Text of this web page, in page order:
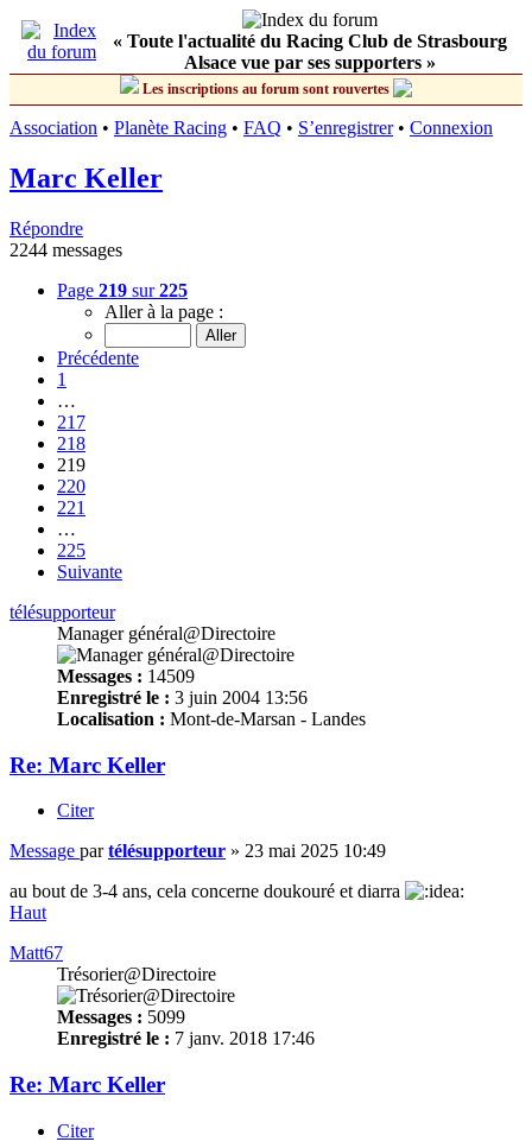
« Toute l'actualité du Racing Club de Strasbourg
Alsace vue par ses supporters »
Les inscriptions au forum sont rouvertes
Association • Planète Racing • FAQ • S’enregistrer• Connexion
Marc Keller
Répondre
2244 messages
Page 219 sur225
Aller à la page :
Précédente
1
…
217
218
219
220
221
…
225
Suivante
télésupporteur
Manager général@Directoire
Messages : 14509
Enregistré le : 3 juin 2004 13:56
Localisation : Mont-de-Marsan - Landes
Re: Marc Keller
Citer
Message partélésupporteur » 23 mai 2025 10:49
au bout de 3-4 ans, cela concerne doukouré et diarra
Haut
Matt67
Trésorier@Directoire
Messages : 5099
Enregistré le : 7 janv. 2018 17:46
Re: Marc Keller
Citer